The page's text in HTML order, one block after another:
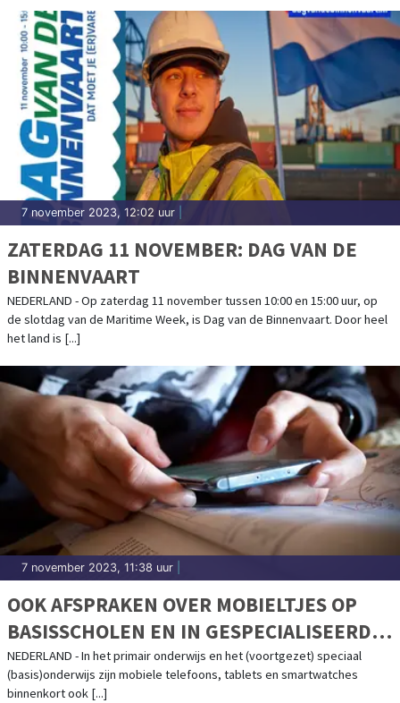
7 november 2023, 12:02 uur
ZATERDAG 11 NOVEMBER: DAG VAN DE
BINNENVAART
NEDERLAND - Op zaterdag 11 november tussen 10:00 en 15:00 uur, op
de slotdag van de Maritime Week, is Dag van de Binnenvaart. Door heel
het land is [...]
7 november 2023, 11:38 uur
OOK AFSPRAKEN OVER MOBIELTJES OP
BASISSCHOLEN EN IN GESPECIALISEERD
ONDERWIJS
NEDERLAND - In het primair onderwijs en het (voortgezet) speciaal
(basis)onderwijs zijn mobiele telefoons, tablets en smartwatches
binnenkort ook [...]